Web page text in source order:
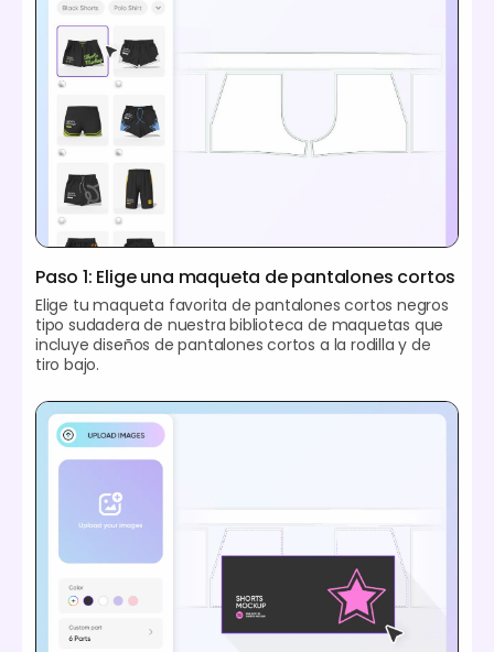
Paso 1: Elige una maqueta de pantalones cortos
Elige tu maqueta favorita de pantalones cortos negros
tipo sudadera de nuestra biblioteca de maquetas que
incluye diseños de pantalones cortos a la rodilla y de
tiro bajo.